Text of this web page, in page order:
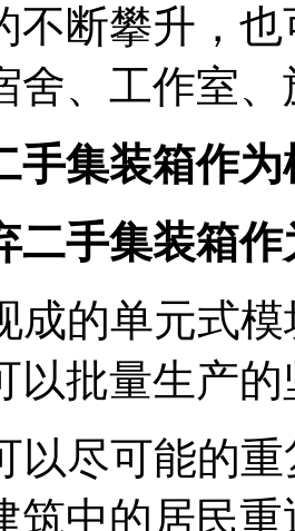
不断攀升，
舍、工作室
手集装箱作
二手集装箱
成的单元式
以批量生产
以尽可能的
筑中的居民